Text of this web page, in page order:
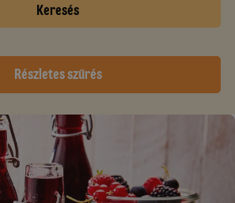
Keresés
Részletes szűrés